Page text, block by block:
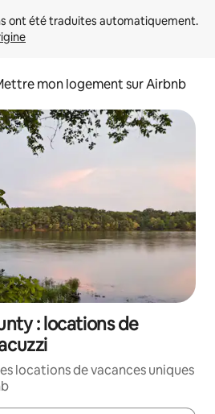
mon logement sur Airbnb
: locations de
locations de vacances uniques